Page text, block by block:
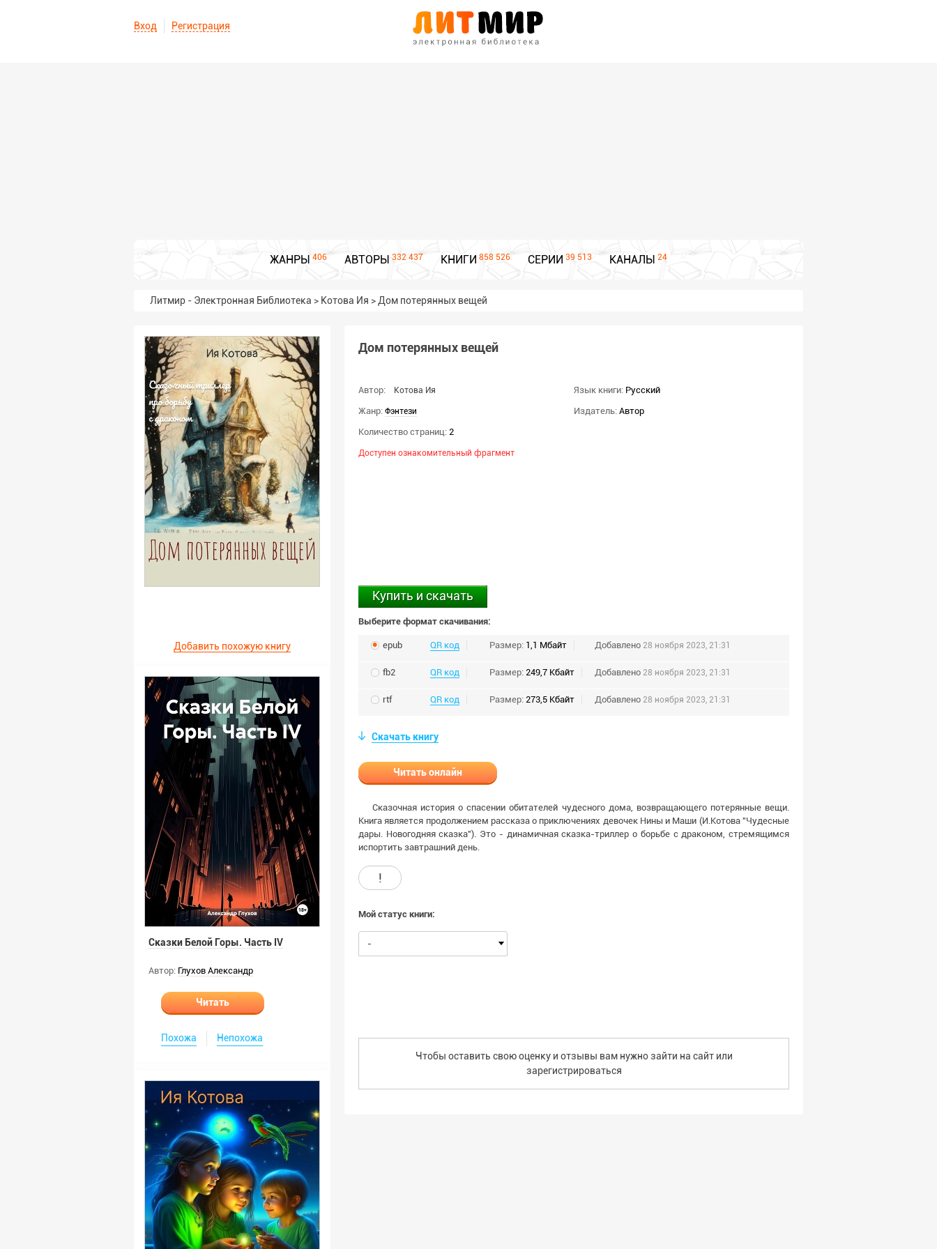
Вход Регистрация
ЖАНРЫ 406 АВТОРЫ 332 437 КНИГИ 858 526 СЕРИИ 39 513 КАНАЛЫ 24
Литмир - Электронная Библиотека > Котова Ия > Дом потерянных вещей
Добавить похожую книгу
Сказки Белой Горы. Часть IV
Автор: Глухов Александр
Читать
Похожа Непохожа
Дом потерянных вещей
Автор: Котова Ия
Жанр: Фэнтези
Количество страниц: 2
Доступен ознакомительный фрагмент
Язык книги: Русский
Издатель: Автор
Купить и скачать
Выберите формат скачивания:
epub QR код Размер: 1,1 Мбайт Добавлено 28 ноября 2023, 21:31
fb2 QR код Размер: 249,7 Кбайт Добавлено 28 ноября 2023, 21:31
rtf QR код Размер: 273,5 Кбайт Добавлено 28 ноября 2023, 21:31
Скачать книгу
Читать онлайн
Сказочная история о спасении обитателей чудесного дома, возвращающего потерянные вещи.
Книга является продолжением рассказа о приключениях девочек Нины и Маши (И.Котова "Чудесные
дары. Новогодняя сказка"). Это - динамичная сказка-триллер о борьбе с драконом, стремящимся
испортить завтрашний день.
!
Мой статус книги:
-
Чтобы оставить свою оценку и отзывы вам нужно зайти на сайт или
зарегистрироваться